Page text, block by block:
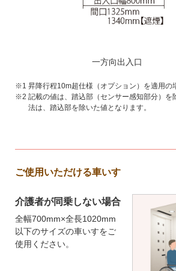
一方向出入口
※1 昇降行程10m超仕様（オプション）を適用の
※2 記載の値は、踏込部（センサー感知部分）
法は、踏込部を除いた値となります。
ご使用いただける車いす
介護者が同乗しない場合
全幅700mm×全長1020mm
以下のサイズの車いすをご
使用ください。